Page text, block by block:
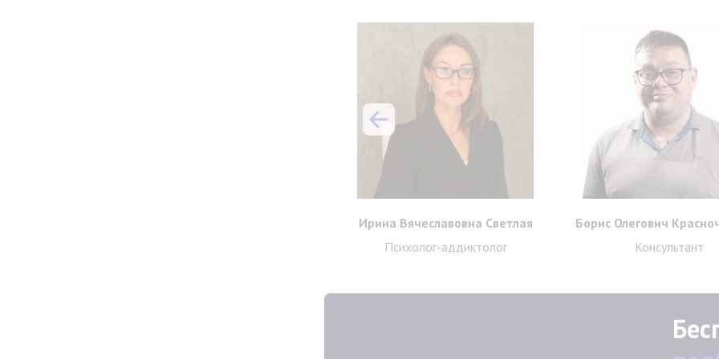
Ирина Вячеславовна Светлая
Психолог-аддиктолог
Борис Олегович
Консультант